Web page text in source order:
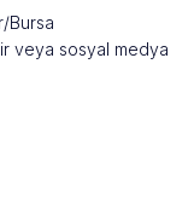
Bursa
veya sosyal medya